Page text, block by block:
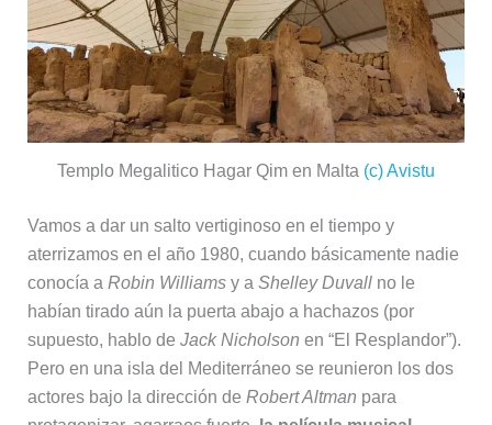
Templo Megalitico Hagar Qim en Malta (c) Avistu
Vamos a dar un salto vertiginoso en el tiempo y
aterrizamos en el año 1980, cuando básicamente nadie
conocía a Robin Williamsy a Shelley Duvallno le
habían tirado aún la puerta abajo a hachazos (por
supuesto, hablo de Jack Nicholson en “El Resplandor”).
Pero en una isla del Mediterráneo se reunieron los dos
actores bajo la dirección de Robert Altman para